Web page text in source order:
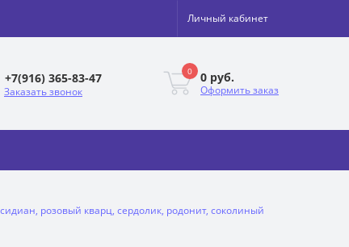
Личный кабинет
+7(916) 365-83-47
Заказать звонок
0 0 руб.
Оформить заказ
розовый кварц, сердолик, родонит, соколиный